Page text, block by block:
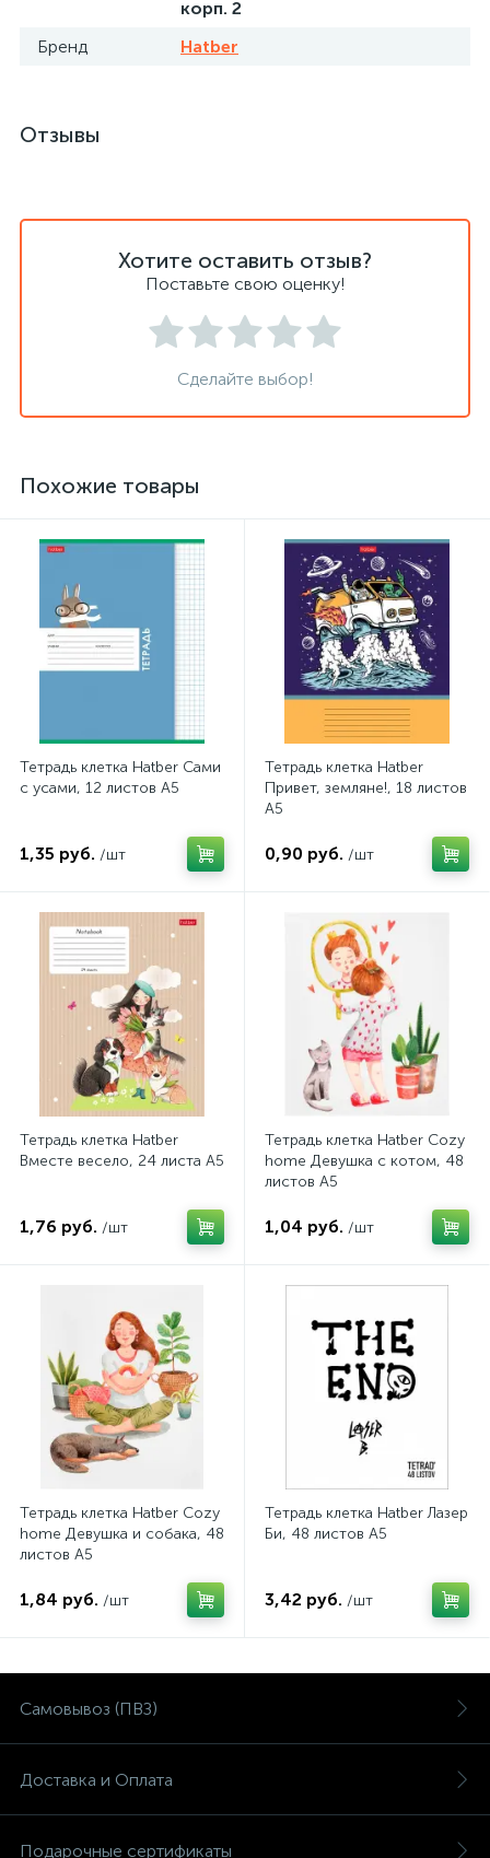
корп. 2
Бренд
Hatber
Отзывы
Хотите оставить отзыв?
Поставьте свою оценку!
Сделайте выбор!
Похожие товары
Тетрадь клетка Hatber Сами
с усами, 12 листов А5
1,35 руб. /шт
Тетрадь клетка Hatber
Привет, земляне!, 18 листов
А5
0,90 руб. /шт
Тетрадь клетка Hatber
Вместе весело, 24 листа А5
1,76 руб. /шт
Тетрадь клетка Hatber Cozy
home Девушка с котом, 48
листов А5
1,04 руб. /шт
Тетрадь клетка Hatber Cozy
home Девушка и собака, 48
листов А5
1,84 руб. /шт
Тетрадь клетка Hatber Лазер
Би, 48 листов А5
3,42 руб. /шт
Самовывоз (ПВЗ)
Доставка и Оплата
Подарочные сертификаты